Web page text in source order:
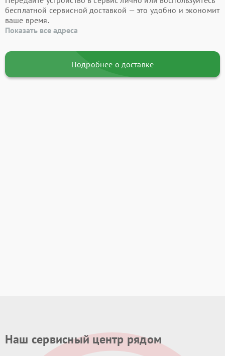
бесплатной сервисной доставкой — это удобно и экономит
ваше время.
Показать все адреса
Подробнее о доставке
Наш сервисный центр рядом